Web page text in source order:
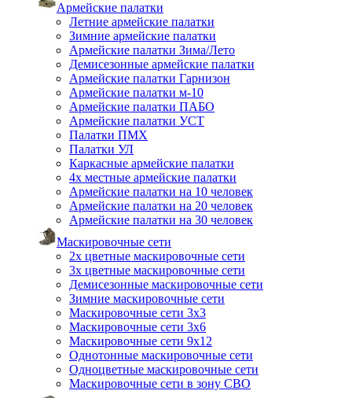
Армейские палатки
Летние армейские палатки
Зимние армейские палатки
Армейские палатки Зима/Лето
Демисезонные армейские палатки
Армейские палатки Гарнизон
Армейские палатки м-10
Армейские палатки ПАБО
Армейские палатки УСТ
Палатки ПМХ
Палатки УЛ
Каркасные армейские палатки
4х местные армейские палатки
Армейские палатки на 10 человек
Армейские палатки на 20 человек
Армейские палатки на 30 человек
Маскировочные сети
2х цветные маскировочные сети
3х цветные маскировочные сети
Демисезонные маскировочные сети
Зимние маскировочные сети
Маскировочные сети 3х3
Маскировочные сети 3х6
Маскировочные сети 9х12
Однотонные маскировочные сети
Одноцветные маскировочные сети
Маскировочные сети в зону СВО